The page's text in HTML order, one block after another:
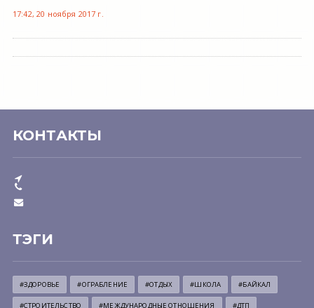
17:42, 20 ноября 2017 г.
КОНТАКТЫ
ТЭГИ
#ЗДОРОВЬЕ #ОГРАБЛЕНИЕ #ОТДЫХ #ШКОЛА #БАЙКАЛ
#СТРОИТЕЛЬСТВО #МЕЖДУНАРОДНЫЕ ОТНОШЕНИЯ #ДТП